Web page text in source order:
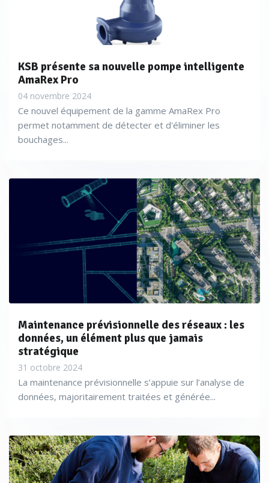
KSB présente sa nouvelle pompe intelligente
AmaRex Pro
04 novembre 2024
Ce nouvel équipement de la gamme AmaRex Pro
permet notamment de détecter et d'éliminer les
bouchages...
Maintenance prévisionnelle des réseaux : les
données, un élément plus que jamais
stratégique
31 octobre 2024
La maintenance prévisionnelle s’appuie sur l’analyse de
données, majoritairement traitées et générée...